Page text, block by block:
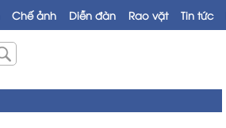
Chế ảnh Diễn đàn Rao vặt Tin tức